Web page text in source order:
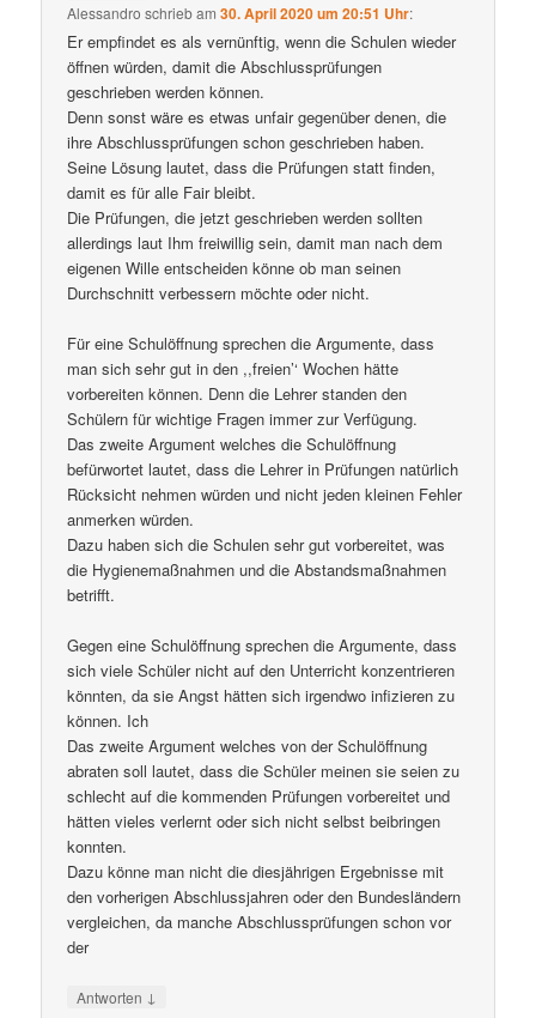
Alessandro schriebam30. April 2020 um 20:51 Uhr:
Er empfindet es als vernünftig, wenn die Schulen wieder
öffnen würden, damit die Abschlussprüfungen
geschrieben werden können.
Denn sonst wäre es etwas unfair gegenüber denen, die
ihre Abschlussprüfungen schon geschrieben haben.
Seine Lösung lautet, dass die Prüfungen statt finden,
damit es für alle Fair bleibt.
Die Prüfungen, die jetzt geschrieben werden sollten
allerdings laut Ihm freiwillig sein, damit man nach dem
eigenen Wille entscheiden könne ob man seinen
Durchschnitt verbessern möchte oder nicht.
Für eine Schulöffnung sprechen die Argumente, dass
man sich sehr gut in den ,,freien’‘ Wochen hätte
vorbereiten können. Denn die Lehrer standen den
Schülern für wichtige Fragen immer zur Verfügung.
Das zweite Argument welches die Schulöffnung
befürwortet lautet, dass die Lehrer in Prüfungen natürlich
Rücksicht nehmen würden und nicht jeden kleinen Fehler
anmerken würden.
Dazu haben sich die Schulen sehr gut vorbereitet, was
die Hygienemaßnahmen und die Abstandsmaßnahmen
betrifft.
Gegen eine Schulöffnung sprechen die Argumente, dass
sich viele Schüler nicht auf den Unterricht konzentrieren
könnten, da sie Angst hätten sich irgendwo infizieren zu
können. Ich
Das zweite Argument welches von der Schulöffnung
abraten soll lautet, dass die Schüler meinen sie seien zu
schlecht auf die kommenden Prüfungen vorbereitet und
hätten vieles verlernt oder sich nicht selbst beibringen
konnten.
Dazu könne man nicht die diesjährigen Ergebnisse mit
den vorherigen Abschlussjahren oder den Bundesländern
vergleichen, da manche Abschlussprüfungen schon vor
der
Antworten ↓